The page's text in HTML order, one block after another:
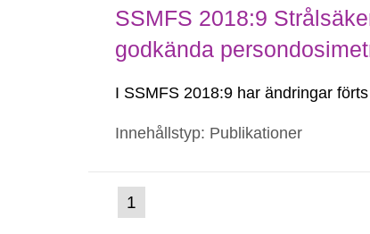
SSMFS 2018:9
godkända
I SSMFS 2018:9 har ändringar
Innehållstyp: Publikationer
Gå
till
1